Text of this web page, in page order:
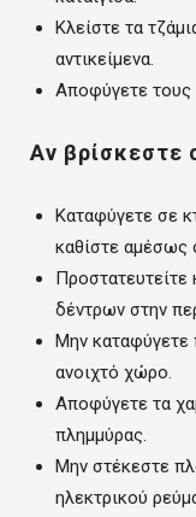
Κλείστε τα
αντικείμενα.
Αποφύγετε τους
Αν βρίσκεστε
Καταφύγετε σε
καθίστε αμέσως
δέντρων στην
Μην
ανοιχτό χώρο.
Αποφύγετε τα
πλημμύρας.
Μην στέκεστε
ηλεκτρικού